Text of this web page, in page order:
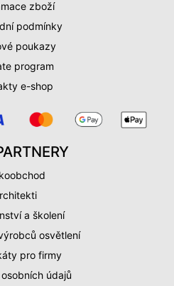
zboží
podmínky
poukazy
program
e-shop
a školení
osvětlení
pro firmy
údajů